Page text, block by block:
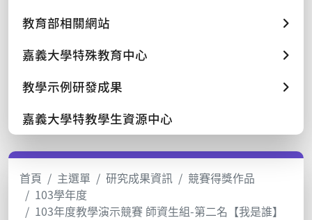
教育部相關網站
嘉義大學特殊教育中心
教學示例研發成果
嘉義大學特教學生資源中心
首頁 主選單 研究成果資訊
競賽得獎作品
103學年度
103年度教學演示競賽 師資生組-第二名【我是誰】